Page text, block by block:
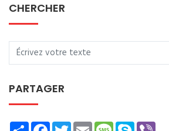
CHERCHER
PARTAGER
ShareFacebookTwitterEmailMessage
Skype